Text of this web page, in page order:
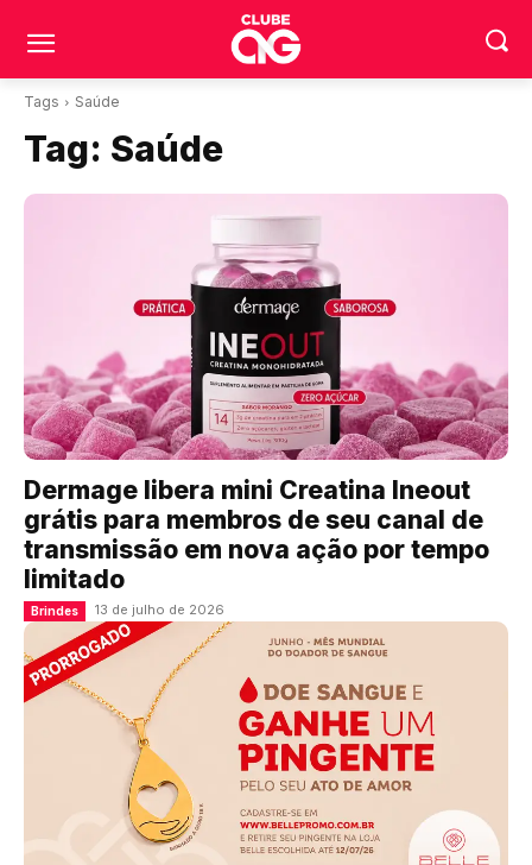
Tags Saúde
Tag: Saúde
Dermage libera mini Creatina Ineout
grátis para membros de seu canal de
transmissão em nova ação por tempo
limitado
Brindes 13 de julho de 2026